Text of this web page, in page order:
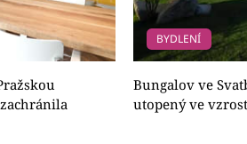
BYDLENÍ
Bungalov ve
utopený ve